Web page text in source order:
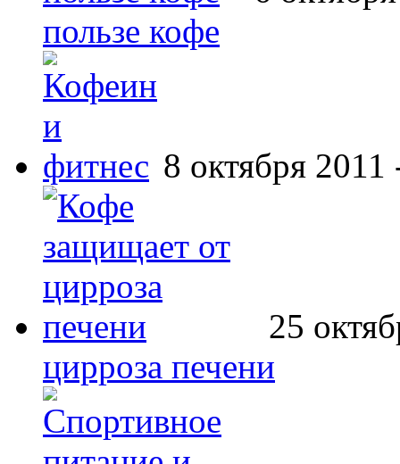
пользе кофе
8 октября
25
цирроза печени